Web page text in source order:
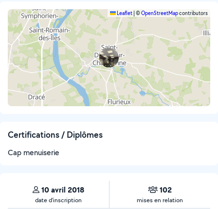
Leaflet ©OpenStreetMapcontributors
Certifications / Diplômes
Cap menuiserie
10 avril 2018
date d’inscription
102
mises en relation